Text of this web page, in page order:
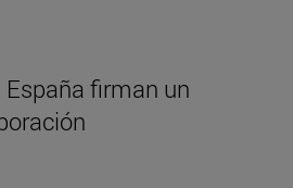
firman un